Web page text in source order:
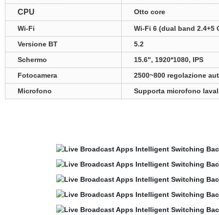
CPU Otto core
Wi-Fi
Wi-Fi 6 (dual band 2.4+5
Versione BT
5.2
Schermo
15.6", 1920*1080, IPS
Fotocamera
2500~800 regolazione
Microfono
Supporta microfono